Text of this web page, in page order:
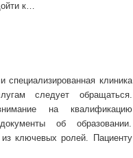
к…
специализированная клиника
следует обращаться.
на квалификацию
об образовании.
ключевых ролей. Пациенту